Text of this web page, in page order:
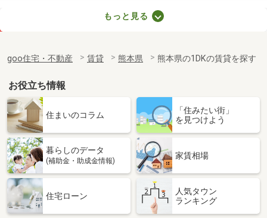
熊本県熊本市東区長嶺南４丁目
専有面積
72.45m²
熊本県菊池郡菊陽町大字津久礼
5.40万円
熊本県菊池郡菊陽町大字津久礼
専有面積
36.97m²
間取り
1LDK
熊本県熊本市南区八幡９丁目
もっと見る
goo住宅・不動産 賃貸 熊本県 熊本県の1DKの賃貸を探す
お役立ち情報
住まいのコラム
「住みたい街」
を見つけよう
暮らしのデータ
(補助金・助成金情報)
家賃相場
住宅ローン
人気タウン
ランキング